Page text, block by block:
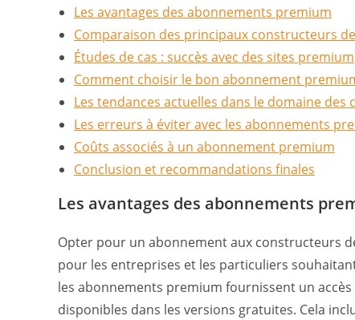
Les avantages des abonnements premium
Comparaison des principaux constructeurs
Études de cas : succès avec des sites premium
Comment choisir le bon abonnement
Les tendances actuelles dans le domaine
Les erreurs à éviter avec les abonnements
Coûts associés à un abonnement premium
Conclusion et recommandations finales
Les avantages des abonnements
Opter pour un abonnement aux constructeurs
pour les entreprises et les particuliers
les abonnements premium fournissent un
disponibles dans les versions gratuites. Cela